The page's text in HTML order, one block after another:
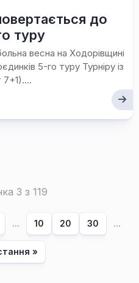
до
туру
весна на Ходорівщині
5-го туру Турніру із
3 з 119
... 10 20 30 ...
»